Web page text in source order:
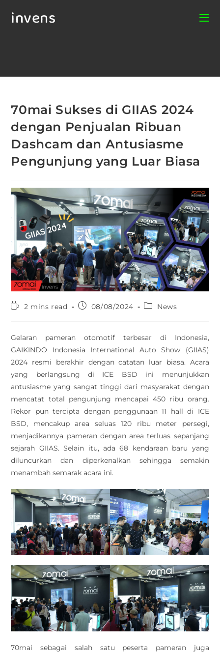
invens
70mai Sukses di GIIAS 2024
dengan Penjualan Ribuan
Dashcam dan Antusiasme
Pengunjung yang Luar Biasa
2 mins read 08/08/2024 News
Gelaran pameran otomotif terbesar di Indonesia,
GAIKINDO Indonesia International Auto Show (GIIAS)
2024 resmi berakhir dengan catatan luar biasa. Acara
yang berlangsung di ICE BSD ini menunjukkan
antusiasme yang sangat tinggi dari masyarakat dengan
mencatat total pengunjung mencapai 450 ribu orang.
Rekor pun tercipta dengan penggunaan 11 hall di ICE
BSD, mencakup area seluas 120 ribu meter persegi,
menjadikannya pameran dengan area terluas sepanjang
sejarah GIIAS. Selain itu, ada 68 kendaraan baru yang
diluncurkan dan diperkenalkan sehingga semakin
menambah semarak acara ini.
70mai sebagai salah satu peserta pameran juga